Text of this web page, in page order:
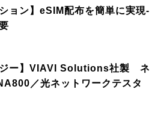
ョン】eSIM配布を簡単に実現-
ジー】VIAVI Solutions社製 ネ
／光ネットワークテスタ